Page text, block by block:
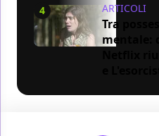
4 ARTICOLI
Tra
mentale: